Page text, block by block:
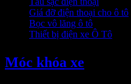
Giá đỡ điện thoại cho ô tô
Bọc vô lăng ô tô
Thiết bị điện xe Ô Tô
Móc khóa xe